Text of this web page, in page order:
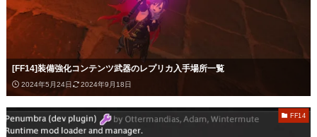
[FF14]装備強化コンテンツ武器のレプリカ入手場所一覧
2024年5月24日 2024年9月18日
FF14